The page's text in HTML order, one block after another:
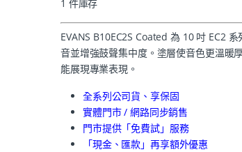
1 件庫存
EVANS B10EC2S Coated 為 10 吋 EC2
音並增強鼓聲集中度。塗層使音色更溫暖
能展現專業表現。
全系列公司貨、享保固
實體門市 / 網路同步銷售
門市提供「免費試」服務
「現金、匯款」再享額外優惠